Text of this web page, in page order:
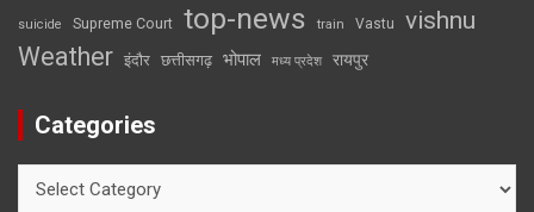
suicide Supreme Court top-news train Vastu vishnu
Weather इंदौर छत्तीसगढ़ भोपाल मध्य प्रदेश रायपुर
Categories